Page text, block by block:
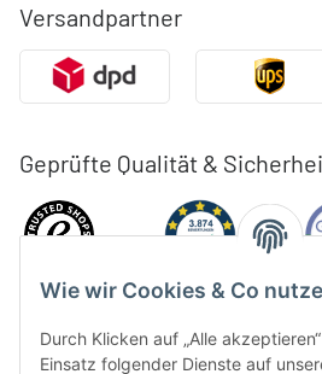
Wie wir Cookies & Co
Durch Klicken auf „Alle
Einsatz folgender Dienste auf
Versandpartner
Geprüfte Qualität &